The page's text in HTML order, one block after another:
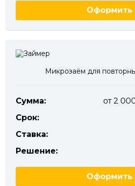
Оформить
Микрозаём для
Сумма:
от 2
Срок:
Ставка:
Решение:
Оформить